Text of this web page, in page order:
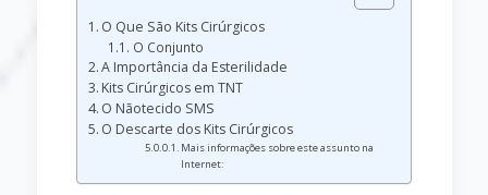
O Que São Kits Cirúrgicos
O Conjunto
A Importância da Esterilidade
Kits Cirúrgicos em TNT
O Nãotecido SMS
O Descarte dos Kits Cirúrgicos
Mais informações sobre este assunto na
Internet: